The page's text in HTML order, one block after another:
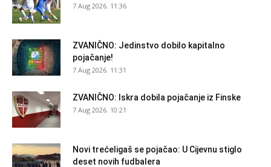
7 Aug 2026. 11:36
ZVANIČNO: Jedinstvo dobilo kapitalno
pojačanje!
7 Aug 2026. 11:31
ZVANIČNO: Iskra dobila pojačanje iz Finske
7 Aug 2026. 10:21
Novi trećeligaš se pojačao: U Cijevnu stiglo
deset novih fudbalera